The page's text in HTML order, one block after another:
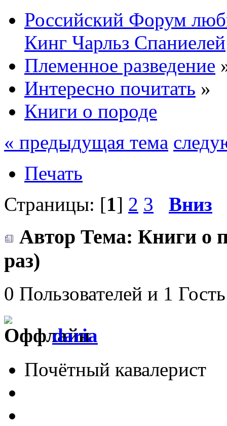
Российский Форум
Кинг Чарльз Спаниелей
Племенное разведение
Интересно почитать »
Книги о породе
« предыдущая тема
Печать
Страницы: [1] 2 3 Вниз
Автор Тема: Книги о
раз)
0 Пользователей и 1
daria
Почётный кавалерист